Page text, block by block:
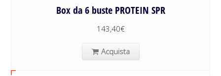
Box da 6 buste PROTEIN SPR
143,40€
Acquista